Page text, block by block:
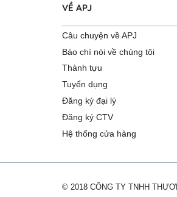
VỀ APJ
Câu chuyện về APJ
Báo chí nói về chúng tôi
Thành tựu
Tuyển dụng
Đăng ký đại lý
Đăng ký CTV
Hệ thống cửa hàng
© 2018 CÔNG TY TNHH